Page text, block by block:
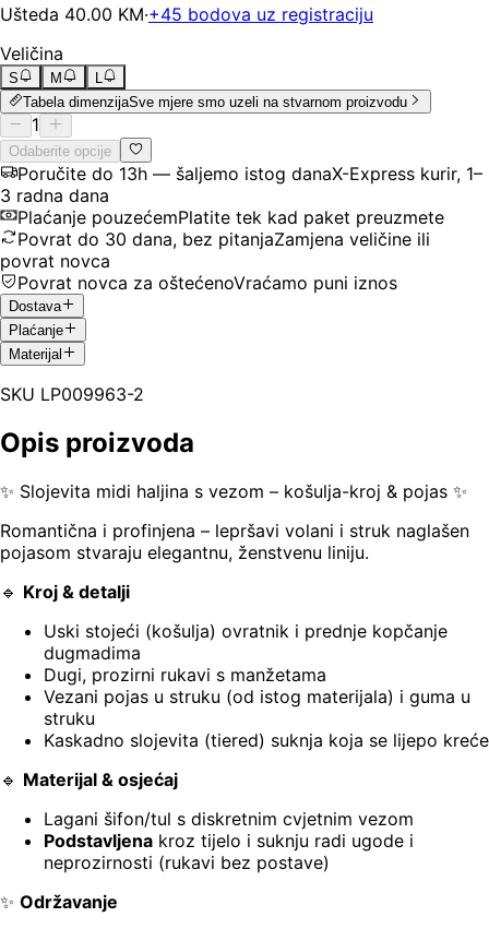
Ušteda 40.00 KM·+45 bodova uz registraciju
Veličina
S M
L
Tabela dimenzijaSve mjere smo uzeli na stvarnom proizvodu
1
Odaberite opcije
Poručite do 13h — šaljemo istog danaX-Express kurir, 1–
3 radna dana
Plaćanje pouzećemPlatite tek kad paket preuzmete
Povrat do 30 dana, bez pitanjaZamjena veličine ili
povrat novca
Povrat novca za oštećenoVraćamo puni iznos
Dostava
Plaćanje
Materijal
SKU LP009963-2
Opis proizvoda
✨ Slojevita midi haljina s vezom – košulja-kroj & pojas ✨
Romantična i profinjena – lepršavi volani i struk naglašen
pojasom stvaraju elegantnu, ženstvenu liniju.
🔹 Kroj & detalji
Uski stojeći (košulja) ovratnik i prednje kopčanje
dugmadima
Dugi, prozirni rukavi s manžetama
Vezani pojas u struku (od istog materijala) i guma u
struku
Kaskadno slojevita (tiered) suknja koja se lijepo kreće
🔹 Materijal & osjećaj
Lagani šifon/tul s diskretnim cvjetnim vezom
Podstavljena kroz tijelo i suknju radi ugode i
neprozirnosti (rukavi bez postave)
✨ Održavanje